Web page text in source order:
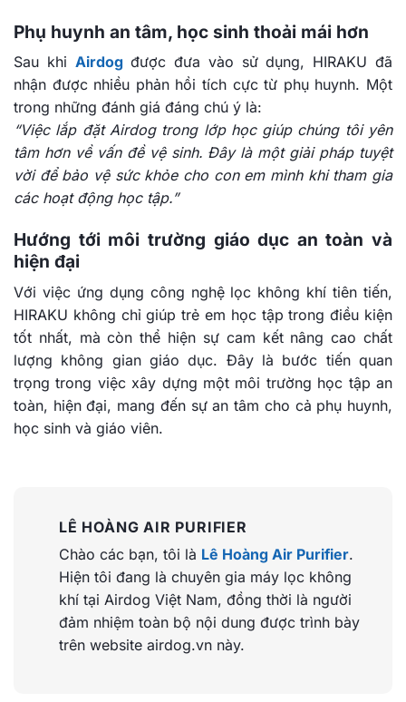
Phụ huynh an tâm, học sinh thoải mái hơn
Sau khi Airdogđược đưa vào sử dụng, HIRAKU đã
nhận được nhiều phản hồi tích cực từ phụ huynh. Một
trong những đánh giá đáng chú ý là:
“Việc lắp đặt Airdog trong lớp học giúp chúng tôi yên
tâm hơn về vấn đề vệ sinh. Đây là một giải pháp tuyệt
vời để bảo vệ sức khỏe cho con em mình khi tham gia
các hoạt động học tập.”
Hướng tới môi trường giáo dục an toàn và
hiện đại
Với việc ứng dụng công nghệ lọc không khí tiên tiến,
HIRAKU không chỉ giúp trẻ em học tập trong điều kiện
tốt nhất, mà còn thể hiện sự cam kết nâng cao chất
lượng không gian giáo dục. Đây là bước tiến quan
trọng trong việc xây dựng một môi trường học tập an
toàn, hiện đại, mang đến sự an tâm cho cả phụ huynh,
học sinh và giáo viên.
LÊ HOÀNG AIR PURIFIER
Chào các bạn, tôi là Lê Hoàng Air Purifier.
Hiện tôi đang là chuyên gia máy lọc không
khí tại Airdog Việt Nam, đồng thời là người
đảm nhiệm toàn bộ nội dung được trình bày
trên website airdog.vn này.